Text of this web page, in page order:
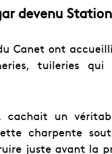
devenu
Canet ont
tuileries
cachait un
charpente
juste avant la